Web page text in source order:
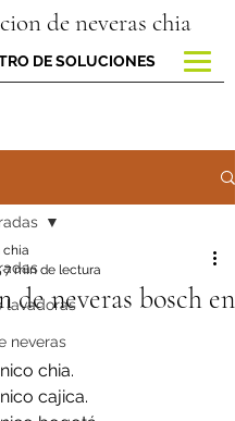
de neveras chia
DE SOLUCIONES
lavadoras
neveras
de neveras bosch en
chia
7 min de lectura
chia.
cajica.